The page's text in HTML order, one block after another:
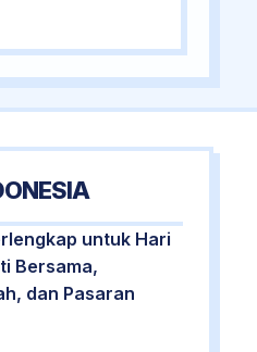
untuk Hari
Bersama,
dan Pasaran